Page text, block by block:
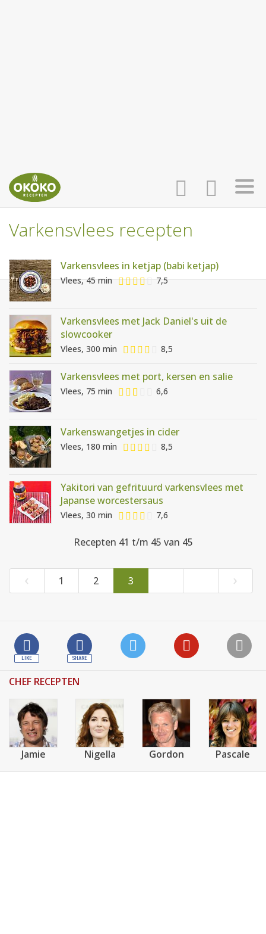
INLOGGEN
AANMELDEN
HOME
RECEPTEN
WEEKMENU'S
Varkensvlees recepten
Varkensvlees in ketjap (babi ketjap)
Vlees, 45 min 7,5
Varkensvlees met Jack Daniel's uit de
slowcooker
Vlees, 300 min 8,5
Varkensvlees met port, kersen en salie
Vlees, 75 min 6,6
Varkenswangetjes in cider
Vlees, 180 min 8,5
Yakitori van gefrituurd varkensvlees met
Japanse worcestersaus
Vlees, 30 min 7,6
Recepten 41 t/m 45 van 45
‹ 1 2 3 ›
CHEF RECEPTEN
Jamie Nigella Gordon Pascale